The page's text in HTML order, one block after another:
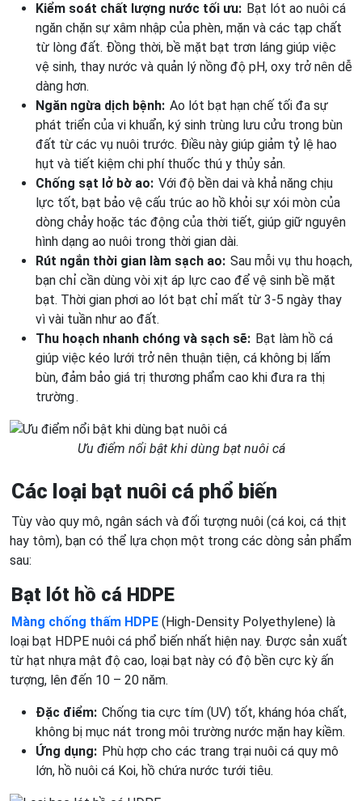
Kiểm soát chất lượng nước tối ưu: Bạt lót ao nuôi cá
ngăn chặn sự xâm nhập của phèn, mặn và các tạp chất
từ lòng đất. Đồng thời, bề mặt bạt trơn láng giúp việc
vệ sinh, thay nước và quản lý nồng độ pH, oxy trở nên dễ
dàng hơn.
Ngăn ngừa dịch bệnh: Ao lót bạt hạn chế tối đa sự
phát triển của vi khuẩn, ký sinh trùng lưu cửu trong bùn
đất từ các vụ nuôi trước. Điều này giúp giảm tỷ lệ hao
hụt và tiết kiệm chi phí thuốc thú y thủy sản.
Chống sạt lở bờ ao: Với độ bền dai và khả năng chịu
lực tốt, bạt bảo vệ cấu trúc ao hồ khỏi sự xói mòn của
dòng chảy hoặc tác động của thời tiết, giúp giữ nguyên
hình dạng ao nuôi trong thời gian dài.
Rút ngắn thời gian làm sạch ao: Sau mỗi vụ thu hoạch,
bạn chỉ cần dùng vòi xịt áp lực cao để vệ sinh bề mặt
bạt. Thời gian phơi ao lót bạt chỉ mất từ 3-5 ngày thay
vì vài tuần như ao đất.
Thu hoạch nhanh chóng và sạch sẽ: Bạt làm hồ cá
giúp việc kéo lưới trở nên thuận tiện, cá không bị lấm
bùn, đảm bảo giá trị thương phẩm cao khi đưa ra thị
trường.
Ưu điểm nổi bật khi dùng bạt nuôi cá
Các loại bạt nuôi cá phổ biến
Tùy vào quy mô, ngân sách và đối tượng nuôi (cá koi, cá thịt
hay tôm), bạn có thể lựa chọn một trong các dòng sản phẩm
sau:
Bạt lót hồ cá HDPE
Màng chống thấm HDPE (High-Density Polyethylene) là
loại bạt HDPE nuôi cá phổ biến nhất hiện nay. Được sản xuất
từ hạt nhựa mật độ cao, loại bạt này có độ bền cực kỳ ấn
tượng, lên đến 10 – 20 năm.
Đặc điểm: Chống tia cực tím (UV) tốt, kháng hóa chất,
không bị mục nát trong môi trường nước mặn hay kiềm.
Ứng dụng: Phù hợp cho các trang trại nuôi cá quy mô
lớn, hồ nuôi cá Koi, hồ chứa nước tưới tiêu.